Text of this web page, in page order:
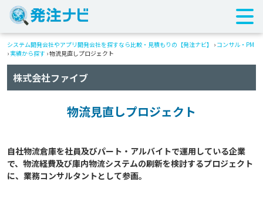
システム開発会社やアプリ開発会社を探すなら比較・見積もりの【発注ナビ】 › コンサル・PM
› 実績から探す ›物流見直しプロジェクト
株式会社ファイブ
物流見直しプロジェクト
自社物流倉庫を社員及びパート・アルバイトで運用している企業
で、物流経費及び庫内物流システムの刷新を検討するプロジェクト